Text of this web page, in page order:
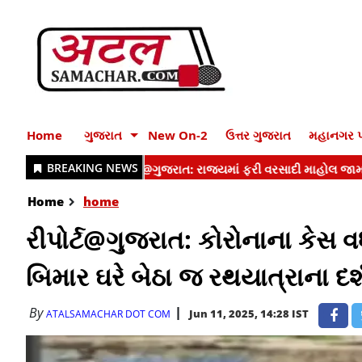
Home ગુજરાત New On-2 ઉત્તર ગુજરાત મહાનગર
Home home
રીપોર્ટ@ગુજરાત: કોરોનાના
બિમાર ઘરે બેઠા જ રથયાત્રાના
ByATALSAMACHAR DOT COM Jun 11, 2025, 14:28 IST